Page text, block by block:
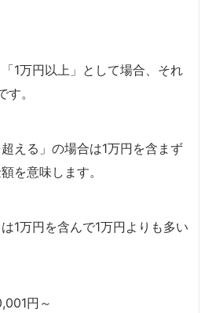
「1万円以上」として場合、それ
。
える」の場合は1万円を含まず
を意味します。
1万円を含んで1万円よりも多い
円～